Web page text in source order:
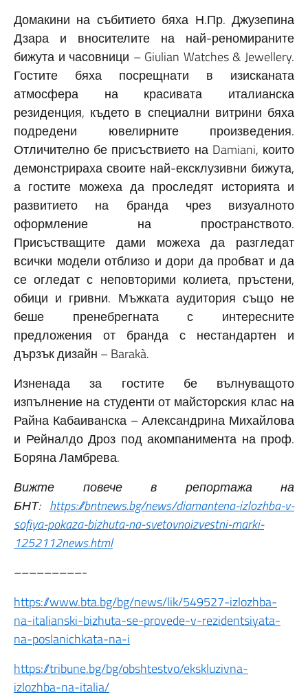
Домакини на събитието бяха Н.Пр. Джузепина
Дзара и вносителите на най-реномираните
бижута и часовници – Giulian Watches & Jewellery.
Гостите бяха посрещнати в изисканата
атмосфера на красивата италианска
резиденция, където в специални витрини бяха
подредени ювелирните произведения.
Отличително бе присъствието на Damiani, които
демонстрираха своите най-ексклузивни бижута,
а гостите можеха да проследят историята и
развитието на бранда чрез визуалното
оформление на пространството.
Присъстващите дами можеха да разгледат
всички модели отблизо и дори да пробват и да
се огледат с неповторими колиета, пръстени,
обици и гривни. Мъжката аудитория също не
беше пренебрегната с интересните
предложения от бранда с нестандартен и
дързък дизайн – Barakà.
Изненада за гостите бе вълнуващото
изпълнение на студенти от майсторския клас на
Райна Кабаиванска – Александрина Михайлова
и Рейналдо Дроз под акомпанимента на проф.
Боряна Ламбрева.
Вижте повече в репортажа на
БНТ: https://bntnews.bg/news/diamantena-izlozhba-v-
sofiya-pokaza-bizhuta-na-svetovnoizvestni-marki-
1252112news.html
–––––––––-
https://www.bta.bg/bg/news/lik/549527-izlozhba-
na-italianski-bizhuta-se-provede-v-rezidentsiyata-
na-poslanichkata-na-i
https://tribune.bg/bg/obshtestvo/ekskluzivna-
izlozhba-na-italia/